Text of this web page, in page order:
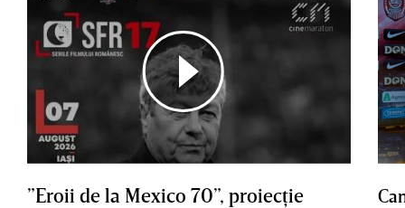
”Eroii de la Mexico 70”, proiecţie